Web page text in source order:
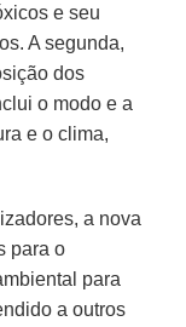
e seu
A segunda,
dos
o modo e a
e o clima,
a nova
para o
para
a outros